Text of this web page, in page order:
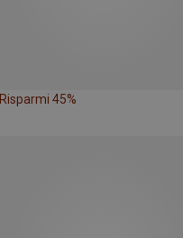
Risparmi 45%